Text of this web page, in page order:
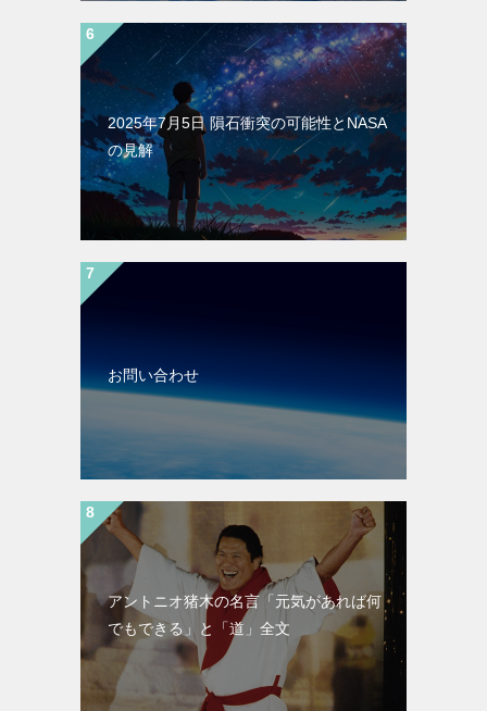
2025年7月5日 隕石衝突の可能性とNASA
の見解
お問い合わせ
アントニオ猪木の名言「元気があれば何
でもできる」と「道」全文